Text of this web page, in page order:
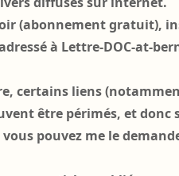
(abonnement gratuit),
à Lettre-DOC-at-
certains liens
être périmés, et donc
pouvez me le